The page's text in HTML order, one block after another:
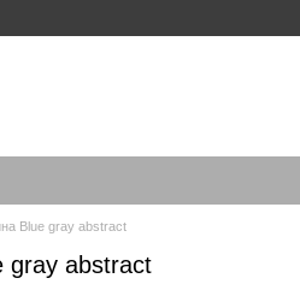
Blue gray abstract
gray abstract